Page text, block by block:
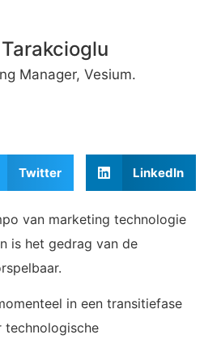
Manager, Vesium.
Twitter LinkedIn
van marketing technologie
is het gedrag van de
in een transitiefase